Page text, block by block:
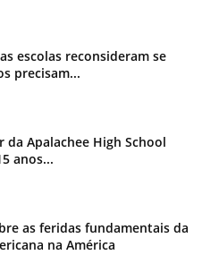
escolas reconsideram se
precisam...
da Apalachee High School
anos...
as feridas fundamentais da
na América